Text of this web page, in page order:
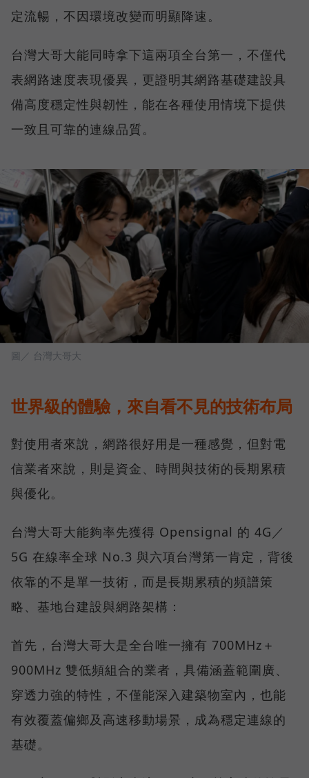
定流暢，不因環境改變而明顯降速。
台灣大哥大能同時拿下這兩項全台第一，不僅代
表網路速度表現優異，更證明其網路基礎建設具
備高度穩定性與韌性，能在各種使用情境下提供
一致且可靠的連線品質。
圖／ 台灣大哥大
世界級的體驗，來自看不見的技術布局
對使用者來說，網路很好用是一種感覺，但對電
信業者來說，則是資金、時間與技術的長期累積
與優化。
台灣大哥大能夠率先獲得 Opensignal 的 4G／
5G 在線率全球 No.3 與六項台灣第一肯定，背後
依靠的不是單一技術，而是長期累積的頻譜策
略、基地台建設與網路架構：
首先，台灣大哥大是全台唯一擁有 700MHz＋
900MHz 雙低頻組合的業者，具備涵蓋範圍廣、
穿透力強的特性，不僅能深入建築物室內，也能
有效覆蓋偏鄉及高速移動場景，成為穩定連線的
基礎。